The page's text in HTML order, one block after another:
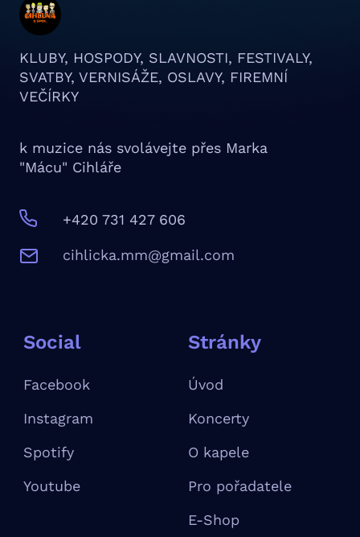
KLUBY, HOSPODY, SLAVNOSTI, FESTIVALY,
SVATBY, VERNISÁŽE, OSLAVY, FIREMNÍ
VEČÍRKY
k muzice nás svolávejte přes Marka
"Mácu" Cihláře
+420 731 427 606
cihlicka.mm@gmail.com
Social
Facebook
Instagram
Spotify
Youtube
Stránky
Úvod
Koncerty
O kapele
Pro pořadatele
E-Shop